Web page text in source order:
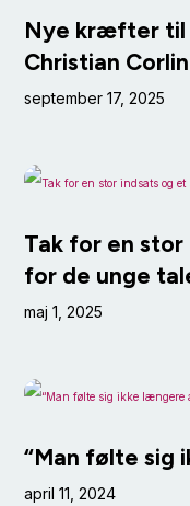
Nye kræfter til
Christian Corlin
september 17, 2025
Tak for en
for de unge
maj 1, 2025
“Man følte sig
april 11, 2024